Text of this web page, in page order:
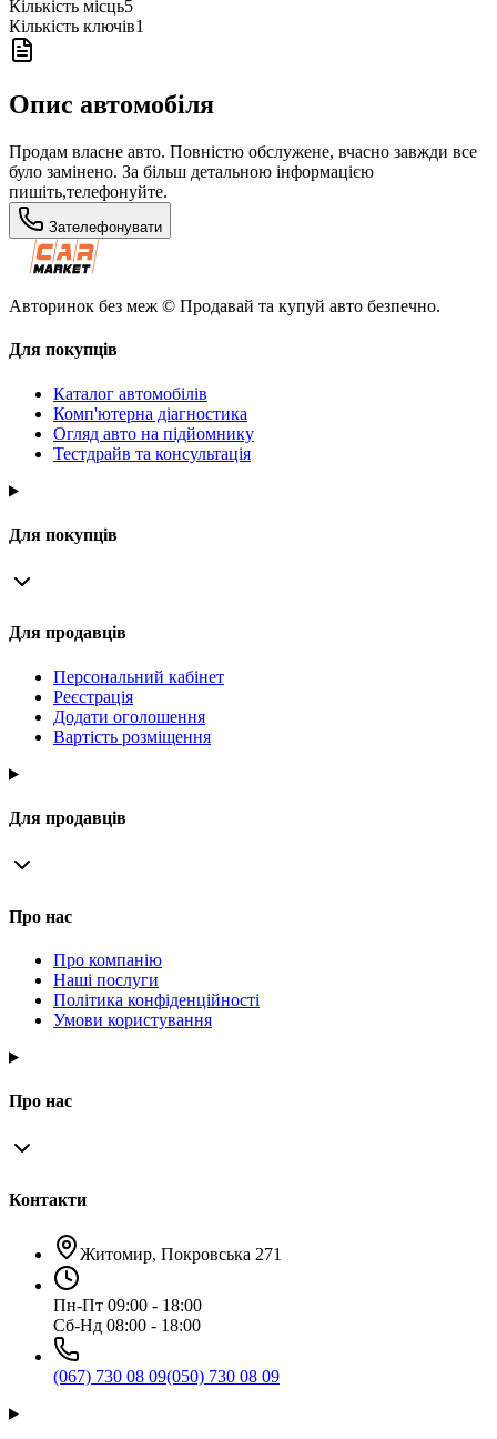
Кількість місць5
Кількість ключів1
Опис автомобіля
Продам власне авто. Повністю обслужене, вчасно завжди все
було замінено. За більш детальною інформацією
пишіть,телефонуйте.
Зателефонувати
Авторинок без меж © Продавай та купуй авто безпечно.
Для покупців
Каталог автомобілів
Комп'ютерна діагностика
Огляд авто на підйомнику
Тестдрайв та консультація
Для покупців
Для продавців
Персональний кабінет
Реєстрація
Додати оголошення
Вартість розміщення
Для продавців
Про нас
Про компанію
Наші послуги
Політика конфіденційності
Умови користування
Про нас
Контакти
Житомир, Покровська 271
Пн-Пт 09:00 - 18:00
Сб-Нд 08:00 - 18:00
(067) 730 08 09(050) 730 08 09